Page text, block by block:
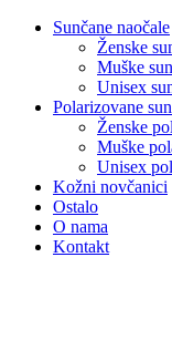
Sunčane naočale
Ženske
Muške
Unisex
Polarizovane
Ženske
Muške
Unisex
Kožni novčanici
Ostalo
O nama
Kontakt